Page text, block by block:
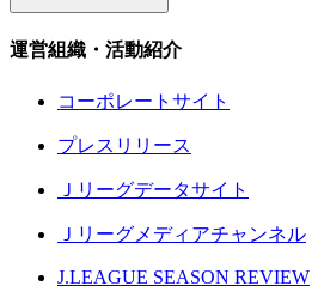
運営組織・活動紹介
コーポレートサイト
プレスリリース
Ｊリーグデータサイト
Ｊリーグメディアチャンネル
J.LEAGUE SEASON REVIEW